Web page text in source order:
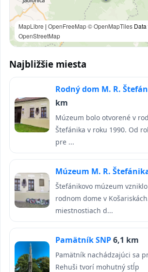
MapLibre | OpenFreeMap© OpenMapTiles
OpenStreetMap
Najbližšie miesta
Rodný dom M. R.
km
Múzeum bolo otvorené v
Štefánika v roku 1990. Od
pre ...
Múzeum M. R.
Štefánikovo múzeum
rodnom dome v
miestnostiach d...
Pamätník SNP6,1 km
Pamätník nachádzajúci sa
Rehuši tvorí mohutný stĺp